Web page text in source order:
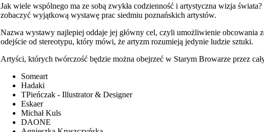
Jak wiele wspólnego ma ze sobą zwykła codzienność i artystyczna wizja
zobaczyć wyjątkową wystawę prac siedmiu poznańskich artystów.
Nazwa wystawy najlepiej oddaje jej główny cel, czyli umożliwienie obcowania
odejście od stereotypu, który mówi, że artyzm rozumieją jedynie ludzie sztuki.
Artyści, których twórczość będzie można obejrzeć w Starym Browarze przez
Someart
Hadaki
TPieńczak - Illustrator & Designer
Eskaer
Michał Kuls
DAONE